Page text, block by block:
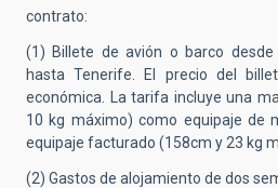
contrato:
(1) Billete de avión o barco
hasta Tenerife. El precio del
económica. La tarifa incluye una
10 kg máximo) como equipaje de
equipaje facturado (158cm y 23 kg
(2) Gastos de alojamiento de dos